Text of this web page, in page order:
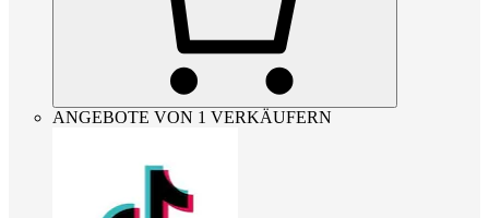
ANGEBOTE VON 1 VERKÄUFERN